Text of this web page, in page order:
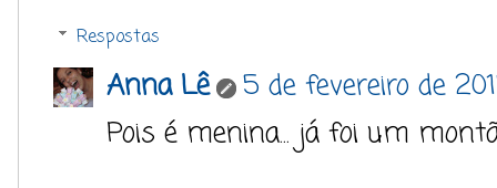
Respostas
Anna Lê
5 de fevereiro de
Pois é menina... já foi um